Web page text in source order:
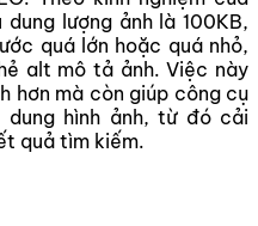
lượng ảnh là 100KB,
quá lớn hoặc quá nhỏ,
alt mô tả ảnh. Việc này
hơn mà còn giúp công cụ
hình ảnh, từ đó cải
quả tìm kiếm.